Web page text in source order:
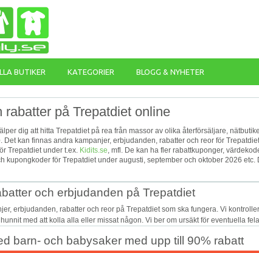
BUTIKER KATEGORIER BLOGG & NYHETER
rabatter på Trepatdiet online
dig att hitta Trepatdiet på rea från massor av olika återförsäljare,
Det kan finnas andra kampanjer, erbjudanden, rabatter och reor för
Trepatdiet under t.ex. Kidits.se, mfl. De kan ha fler rabattkuponger,
kupongkoder för Trepatdiet under augusti, september och oktober 2026
och erbjudanden på Trepatdiet
erbjudanden, rabatter och reor på Trepatdiet som ska fungera. Vi
med att kolla alla eller missat någon. Vi ber om ursäkt för eventuella
barn- och babysaker med upp till 90% rabatt